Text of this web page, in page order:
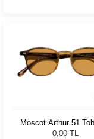
Moscot Arthur 51
Cr-39 Green
0,00 TL